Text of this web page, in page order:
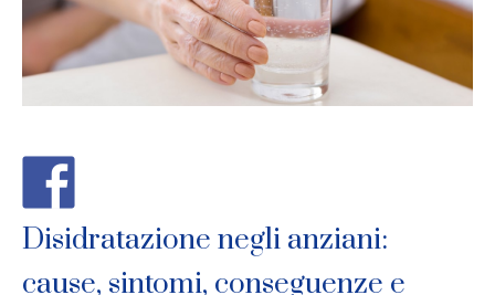
Disidratazione negli anziani:
cause, sintomi, conseguenze e